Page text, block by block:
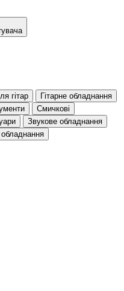
гітар
Гітарне обладнання
Смичкові
Звукове обладнання
обладнання